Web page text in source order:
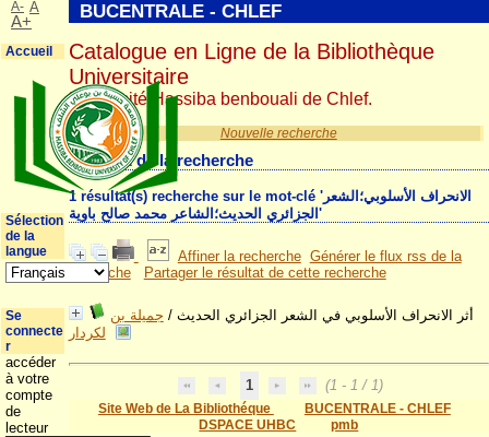
Nouvelle recherche
Résultat de la recherche
1 résultat(s) recherche sur le mot-clé 'الانحراف الأسلوبي؛الشعر
الجزائري الحديث؛الشاعر محمد صالح باوية'
Affiner la recherche Générer le flux rss de la
recherche
Partager le résultat de cette recherche
أثر الانحراف الأسلوبي في الشعر الجزائري الحديث / جميلة بن
لكردار
1 (1 - 1 / 1)
Site Web de La Bibliothéque
BUCENTRALE - CHLEF
DSPACE UHBC
pmb
BUCENTRALE - CHLEF
Catalogue en Ligne de la Bibliothèque
Universitaire
Université Hassiba benbouali de Chlef.
A- A
A+
Accueil
Sélection
de la
langue
Se
connecte
r
accéder
à votre
compte
de
lecteur